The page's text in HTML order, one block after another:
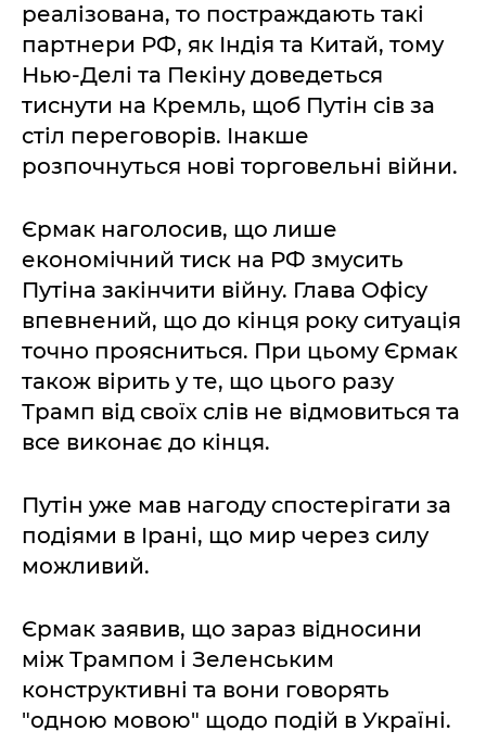
реалізована, то постраждають такі
партнери РФ, як Індія та Китай, тому
Нью-Делі та Пекіну доведеться
тиснути на Кремль, щоб Путін сів за
стіл переговорів. Інакше
розпочнуться нові торговельні війни.
Єрмак наголосив, що лише
економічний тиск на РФ змусить
Путіна закінчити війну. Глава Офісу
впевнений, що до кінця року ситуація
точно проясниться. При цьому Єрмак
також вірить у те, що цього разу
Трамп від своїх слів не відмовиться та
все виконає до кінця.
Путін уже мав нагоду спостерігати за
подіями в Ірані, що мир через силу
можливий.
Єрмак заявив, що зараз відносини
між Трампом і Зеленським
конструктивні та вони говорять
"одною мовою" щодо подій в Україні.